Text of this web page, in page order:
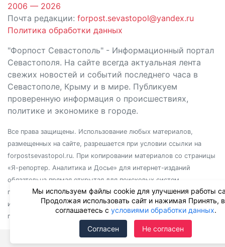
2006 — 2026
Почта редакции: forpost.sevastopol@yandex.ru
Политика обработки данных
"Форпост Севастополь" - Информационный портал
Севастополя. На сайте всегда актуальная лента
свежих новостей и событий последнего часа в
Севастополе, Крыму и в мире. Публикуем
проверенную информация о происшествиях,
политике и экономике в городе.
Все права защищены. Использование любых материалов,
размещенных на сайте, разрешается при условии ссылки на
forpostsevastopol.ru. При копировании материалов со страницы
«Я-репортер. Аналитика и Досье» для интернет-изданий
обязательна прямая открытая для поисковых систем
гиперссылка. Независимо от полного или частичного
использования материалов, ссылка должна быть размещена в
подзаголовке или первом абзаце материала.
Мы используем файлы cookie для улучшения работы
Продолжая использовать сайт и нажимая Принять,
соглашаетесь с условиями обработки данных.
Согласен Не согласен